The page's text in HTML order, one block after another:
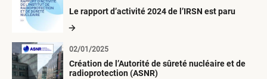
Le rapport d’activité 2024 de l’IRSN est paru
Création de l’Autorité de sûreté nucléaire et de
radioprotection (ASNR)
02/01/2025